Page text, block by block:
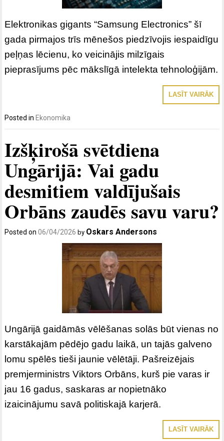
Elektronikas gigants “Samsung Electronics” šī
gada pirmajos trīs mēnešos piedzīvojis iespaidīgu
peļņas lēcienu, ko veicinājis milzīgais
pieprasījums pēc mākslīgā intelekta tehnoloģijām.
LASĪT VAIRĀK
Posted in Ekonomika
Izšķirošā svētdiena
Ungārijā: Vai gadu
desmitiem valdījušais
Orbāns zaudēs savu varu?
Posted on06/04/2026 by Oskars Andersons
Ungārijā gaidāmās vēlēšanas solās būt vienas no
karstākajām pēdējo gadu laikā, un tajās galveno
lomu spēlēs tieši jaunie vēlētāji. Pašreizējais
premjerministrs Viktors Orbāns, kurš pie varas ir
jau 16 gadus, saskaras ar nopietnāko
izaicinājumu savā politiskajā karjerā.
LASĪT VAIRĀK